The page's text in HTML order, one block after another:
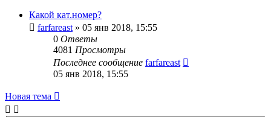
Какой кат.номер?
farfareast » 05 янв 2018, 15:55
0 Ответы
4081 Просмотры
Последнее сообщение farfareast
05 янв 2018, 15:55
Новая тема